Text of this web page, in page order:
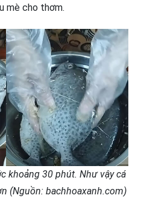
mè cho thơm.
khoảng 30 phút. Như vậy cá
(Nguồn: bachhoaxanh.com)